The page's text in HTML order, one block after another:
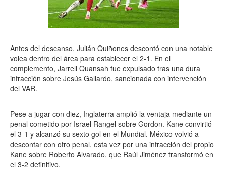
Antes del descanso, Julián Quiñones descontó con una notable
volea dentro del área para establecer el 2-1. En el
complemento, Jarrell Quansah fue expulsado tras una dura
infracción sobre Jesús Gallardo, sancionada con intervención
del VAR.
Pese a jugar con diez, Inglaterra amplió la ventaja mediante un
penal cometido por Israel Rangel sobre Gordon. Kane convirtió
el 3-1 y alcanzó su sexto gol en el Mundial. México volvió a
descontar con otro penal, esta vez por una infracción del propio
Kane sobre Roberto Alvarado, que Raúl Jiménez transformó en
el 3-2 definitivo.